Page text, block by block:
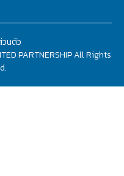
PARTNERSHIP All Rights
วนตัว